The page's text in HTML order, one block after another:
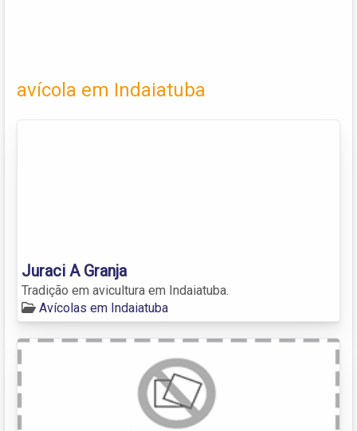
avícola em Indaiatuba
Juraci A Granja
Tradição em avicultura em Indaiatuba.
Avícolas em Indaiatuba